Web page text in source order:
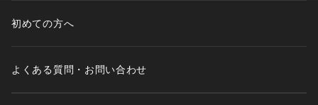
初めての方へ
よくある質問・お問い合わせ